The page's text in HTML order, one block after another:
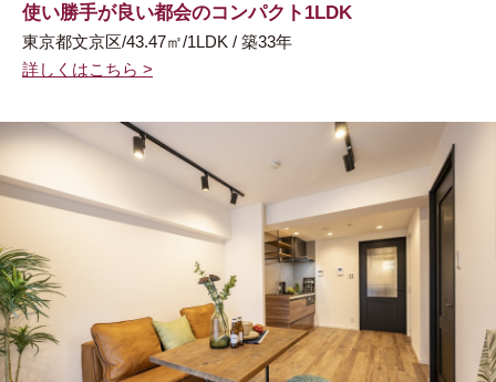
使い勝手が良い都会のコンパクト1LDK
東京都文京区/43.47㎡/1LDK / 築33年
詳しくはこちら >